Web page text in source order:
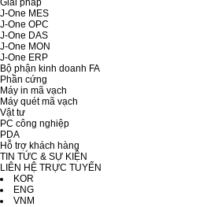
Giải pháp
J-One MES
J-One OPC
J-One DAS
J-One MON
J-One ERP
Bộ phận kinh doanh FA
Phần cứng
Máy in mã vạch
Máy quét mã vạch
Vật tư
PC công nghiệp
PDA
Hỗ trợ khách hàng
TIN TỨC & SỰ KIỆN
LIÊN HỆ TRỰC TUYẾN
KOR
ENG
VNM